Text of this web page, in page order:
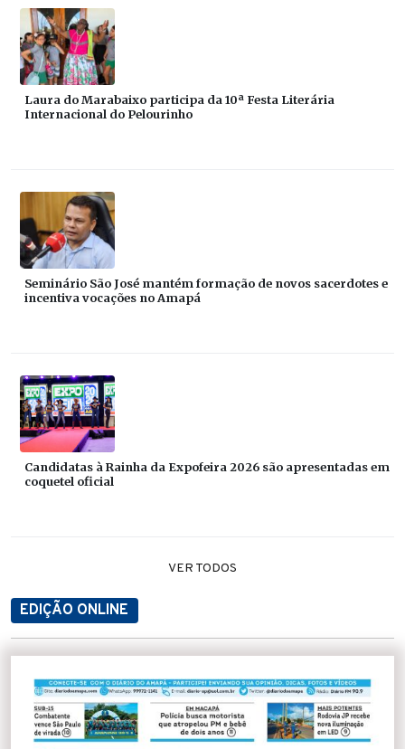
Laura do Marabaixo participa da 10ª Festa Literária
Internacional do Pelourinho
Seminário São José mantém formação de novos sacerdotes e
incentiva vocações no Amapá
Candidatas à Rainha da Expofeira 2026 são apresentadas em
coquetel oficial
VER TODOS
EDIÇÃO ONLINE